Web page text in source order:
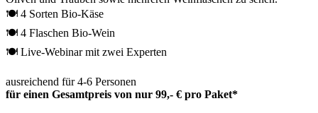
🍽 4 Sorten Bio-Käse
🍽 4 Flaschen Bio-Wein
🍽 Live-Webinar mit zwei Experten
ausreichend für 4-6 Personen
für einen Gesamtpreis von nur 99,- € pro Paket*